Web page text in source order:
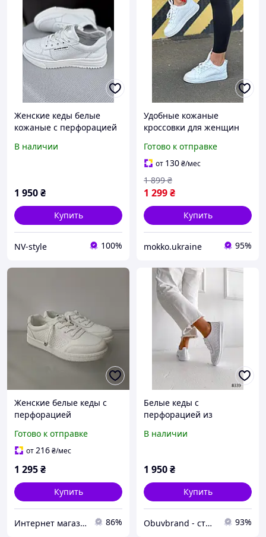
Женские кеды белые
кожаные с перфорацией
лето
В наличии
1 950₴
Купить
NV-style 100%
Удобные кожаные
кроссовки для женщин
простые низкие белые
кеды лето с перфорацией
на девушку
Готово к отправке
от 130₴/мес
1 299₴
1 899 ₴
Купить
mokko.ukraine 95%
Женские белые кеды с
перфорацией
Готово к отправке
от216₴/мес
1 295₴
Купить
Интернет магазин "Shoes City" 86%
Белые кеды с
перфорацией из
В наличии
1 950₴
Купить
Obuvbrand - стильная женская обувь 93%